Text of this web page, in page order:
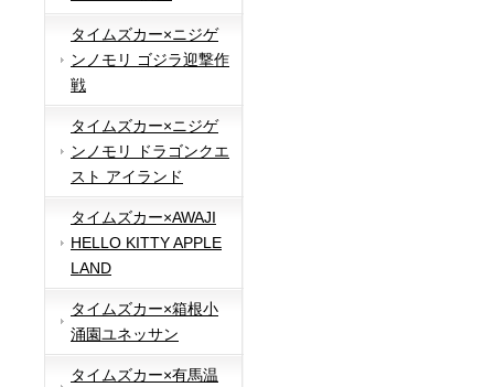
タイムズカー×ニジゲ
ンノモリ ゴジラ迎撃作
戦
タイムズカー×ニジゲ
ンノモリ ドラゴンクエ
スト アイランド
タイムズカー×AWAJI
HELLO KITTY APPLE
LAND
タイムズカー×箱根小
涌園ユネッサン
タイムズカー×有馬温